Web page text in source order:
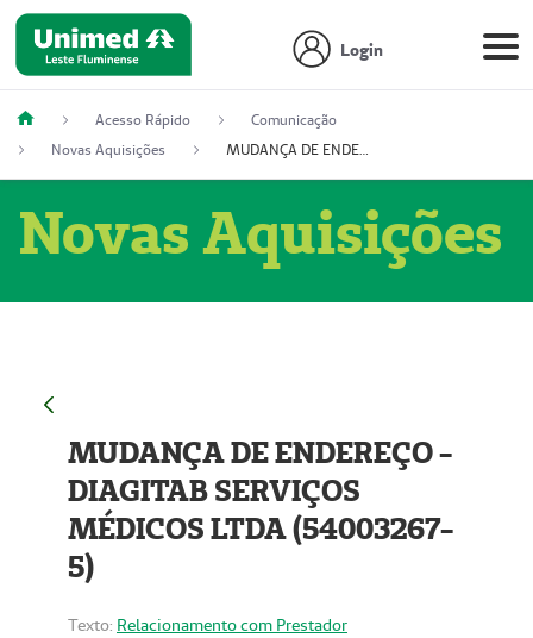
Login
Acesso Rápido
Comunicação
Novas Aquisições
MUDANÇA DE ENDEREÇO - DIAGITAB SERVIÇOS MÉDICOS LTDA (54003267-5)
Novas Aquisições
MUDANÇA DE ENDEREÇO -
DIAGITAB SERVIÇOS
MÉDICOS LTDA (54003267-
5)
Texto: Relacionamento com Prestador